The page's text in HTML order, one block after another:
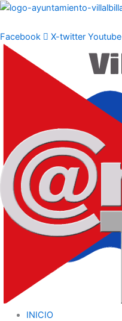
Ir
contenido
Facebook X-twitter Youtube
INICIO